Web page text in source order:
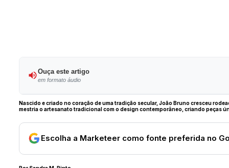
Ouça este artigo
em formato áudio
Nascido e criado no coração de uma tradição secular, João Bruno cresceu
mestria o artesanato tradicional com o design contemporâneo, criando peças
Escolha a Marketeer como fonte preferida no